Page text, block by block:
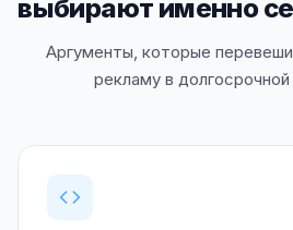
выбирают именно
Аргументы, которые
рекламу в